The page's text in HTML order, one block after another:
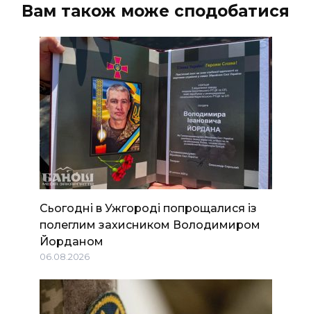
Вам також може сподобатися
Сьогодні в Ужгороді попрощалися із
полеглим захисником Володимиром
Йорданом
06.08.2026